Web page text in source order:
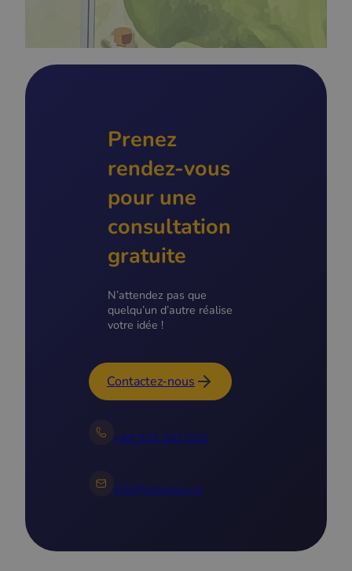
Prenez
rendez-vous
pour une
consultation
gratuite
N’attendez pas que
quelqu’un d’autre réalise
votre idée !
Contactez-nous
+48 535 303 652
info@zptrailers.pl